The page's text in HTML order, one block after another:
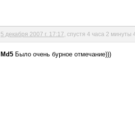
5 декабря 2007 г. 17:17 , спустя 4 часа 2 минуты
Md5 Было очень бурное отмечание)))